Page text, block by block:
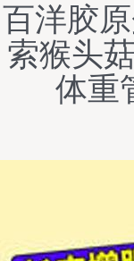
百洋胶
索猴头
体重